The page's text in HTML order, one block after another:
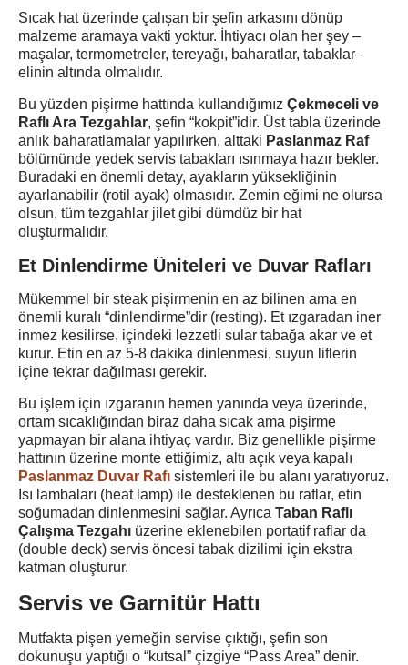
Sıcak hat üzerinde çalışan bir şefin arkasını dönüp
malzeme aramaya vakti yoktur. İhtiyacı olan her şey –
maşalar, termometreler, tereyağı, baharatlar, tabaklar–
elinin altında olmalıdır.
Bu yüzden pişirme hattında kullandığımız Çekmeceli ve
Raflı Ara Tezgahlar, şefin “kokpit”idir. Üst tabla üzerinde
anlık baharatlamalar yapılırken, alttaki Paslanmaz Raf
bölümünde yedek servis tabakları ısınmaya hazır bekler.
Buradaki en önemli detay, ayakların yüksekliğinin
ayarlanabilir (rotil ayak) olmasıdır. Zemin eğimi ne olursa
olsun, tüm tezgahlar jilet gibi dümdüz bir hat
oluşturmalıdır.
Et Dinlendirme Üniteleri ve Duvar Rafları
Mükemmel bir steak pişirmenin en az bilinen ama en
önemli kuralı “dinlendirme”dir (resting). Et ızgaradan iner
inmez kesilirse, içindeki lezzetli sular tabağa akar ve et
kurur. Etin en az 5-8 dakika dinlenmesi, suyun liflerin
içine tekrar dağılması gerekir.
Bu işlem için ızgaranın hemen yanında veya üzerinde,
ortam sıcaklığından biraz daha sıcak ama pişirme
yapmayan bir alana ihtiyaç vardır. Biz genellikle pişirme
hattının üzerine monte ettiğimiz, altı açık veya kapalı
Paslanmaz Duvar Rafı sistemleri ile bu alanı yaratıyoruz.
Isı lambaları (heat lamp) ile desteklenen bu raflar, etin
soğumadan dinlenmesini sağlar. Ayrıca Taban Raflı
Çalışma Tezgahı üzerine eklenebilen portatif raflar da
(double deck) servis öncesi tabak dizilimi için ekstra
katman oluşturur.
Servis ve Garnitür Hattı
Mutfakta pişen yemeğin servise çıktığı, şefin son
dokunuşu yaptığı o “kutsal” çizgiye “Pass Area” denir.